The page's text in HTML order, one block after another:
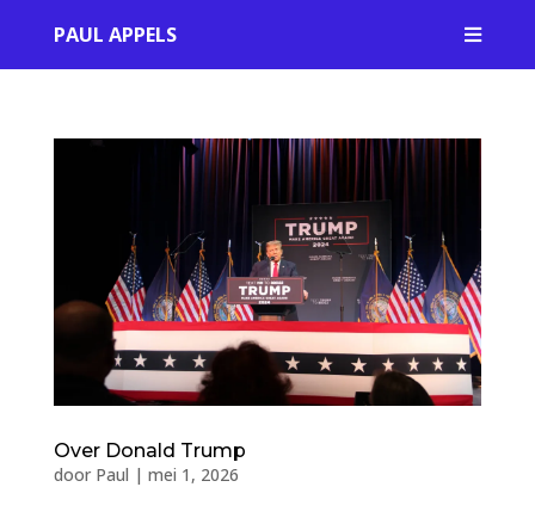
PAUL APPELS 
Over Donald Trump
door Paul | mei 1, 2026